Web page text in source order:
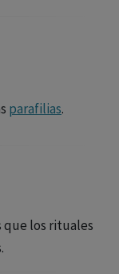
parafilias.
que los rituales